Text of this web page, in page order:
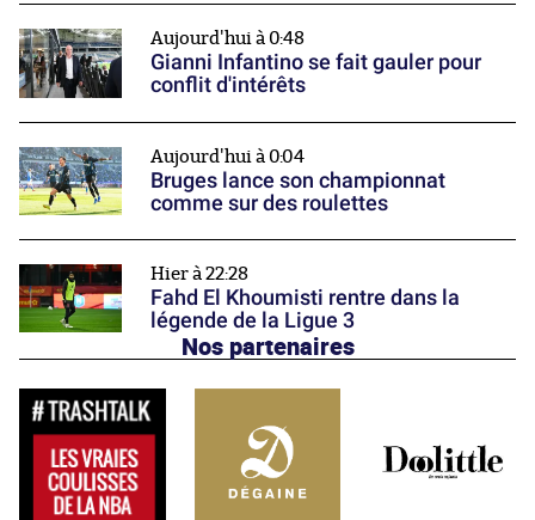
Aujourd'hui à 0:48
Gianni Infantino se fait gauler pour
conflit d'intérêts
Aujourd'hui à 0:04
Bruges lance son championnat
comme sur des roulettes
Hier à 22:28
Fahd El Khoumisti rentre dans la
légende de la Ligue 3
Nos partenaires